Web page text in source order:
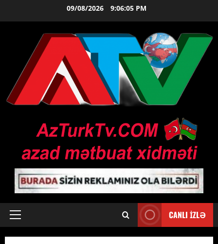
09/08/2026 9:06:06 PM
Primary
CANLI İZLƏ